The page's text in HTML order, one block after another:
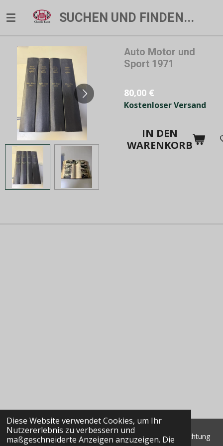
Diese Website verwendet Cookies, um Ihr
Nutzererlebnis zu verbessern und
maßgeschneiderte Anzeigen anzuzeigen. Die
Hauptinhalt
springen
SUCHEN UND FINDEN...
Auto Motor und
Sport 1971
80,00 €
Kostenloser Versand
IN DEN
WARENKORB
© 2022 - 2026 Classic Data GmbH & Co. KG Marktbeobachtung